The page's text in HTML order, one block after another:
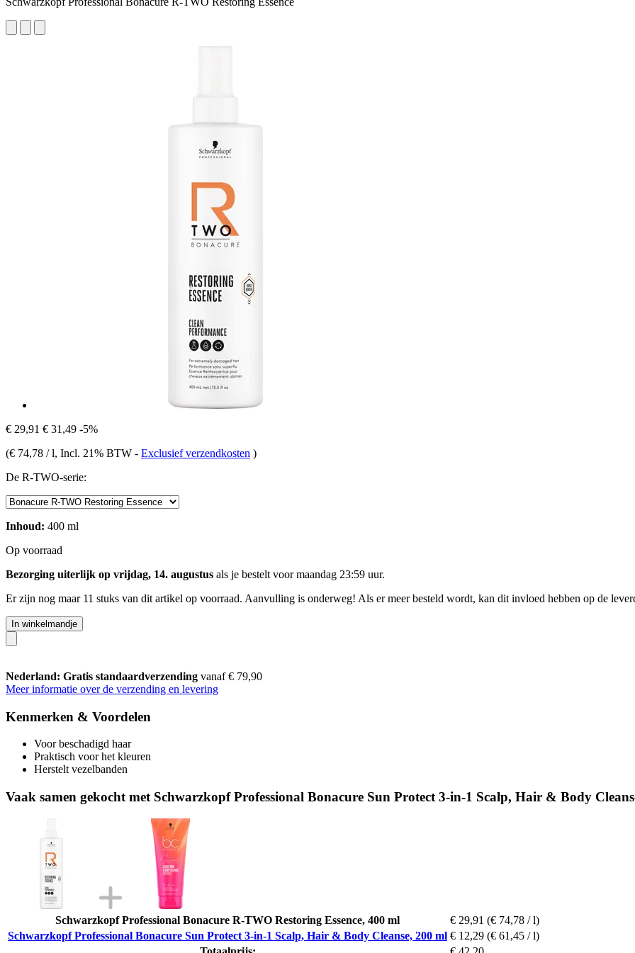
€ 29,91 € 31,49 -5%
(€ 74,78 / l, Incl. 21% BTW - Exclusief verzendkosten )
De R-TWO-serie:
Inhoud: 400 ml
Op voorraad
Bezorging uiterlijk op vrijdag, 14. augustus als je bestelt voormaandag 23:59 uur.
Er zijn nog maar 11 stuks van dit artikel op voorraad. Aanvulling is onderweg! Als er meer besteld wordt, kan dit invloed hebben op de
In winkelmandje
Nederland: Gratis standaardverzending vanaf € 79,90
Meer informatie over de verzending en levering
Kenmerken & Voordelen
Voor beschadigd haar
Praktisch voor het kleuren
Herstelt vezelbanden
Vaak samen gekocht met Schwarzkopf Professional Bonacure Sun Protect 3-in-1 Scalp, Hair & Body
Schwarzkopf Professional Bonacure R-TWO Restoring Essence, 400 ml € 29,91 (€ 74,78 / l)
Schwarzkopf Professional Bonacure Sun Protect 3-in-1 Scalp, Hair & Body Cleanse, 200 ml € 12,29 (€ 61,45 / l)